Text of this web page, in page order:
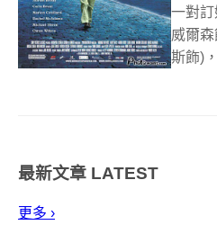
一對
威爾
斯飾)
最新文章 LATEST
更多 ›